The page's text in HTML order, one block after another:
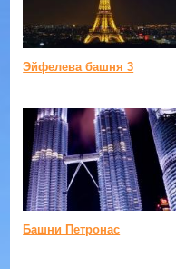
Эйфелева башня 3
Башни Петронас